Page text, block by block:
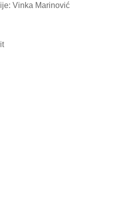
Vinka Marinović